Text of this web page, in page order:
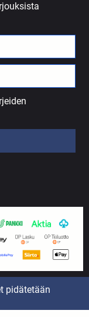
pidätetään